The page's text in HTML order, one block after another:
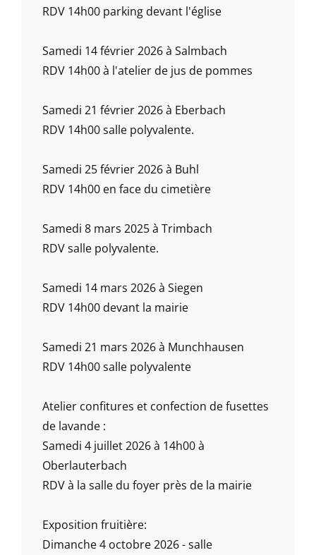
RDV 14h00 parking devant l'église
Samedi 14 février 2026 à Salmbach
RDV 14h00 à l'atelier de jus de pommes
Samedi 21 février 2026 à Eberbach
RDV 14h00 salle polyvalente.
Samedi 25 février 2026 à Buhl
RDV 14h00 en face du cimetière
Samedi 8 mars 2025 à Trimbach
RDV salle polyvalente.
Samedi 14 mars 2026 à Siegen
RDV 14h00 devant la mairie
Samedi 21 mars 2026 à Munchhausen
RDV 14h00 salle polyvalente
Atelier confitures et confection de fusettes
de lavande :
Samedi 4 juillet 2026 à 14h00 à
Oberlauterbach
RDV à la salle du foyer près de la mairie
Exposition fruitière:
Dimanche 4 octobre 2026 - salle